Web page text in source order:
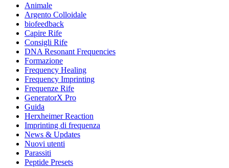
Animale
Argento Colloidale
biofeedback
Capire Rife
Consigli Rife
DNA Resonant Frequencies
Formazione
Frequency Healing
Frequency Imprinting
Frequenze Rife
GeneratorX Pro
Guida
Herxheimer Reaction
Imprinting di frequenza
News & Updates
Nuovi utenti
Parassiti
Peptide Presets